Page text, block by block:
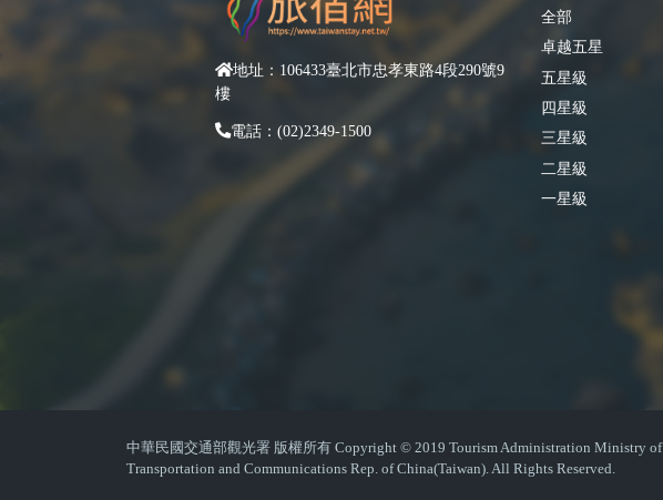
地址：106433臺北市忠孝東路4段290號9
樓
電話：(02)2349-1500
全部
卓越五星
五星級
四星級
三星級
二星級
一星級
中華民國交通部觀光署 版權所有 Copyright © 2019 Tourism Administration Ministry of
Transportation and Communications Rep. of China(Taiwan). All Rights Reserved.